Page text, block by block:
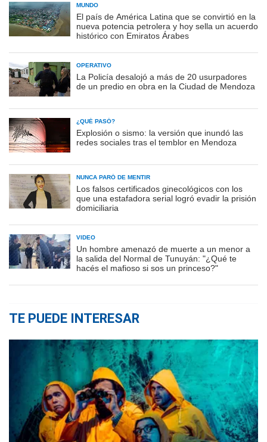
MUNDO
El país de América Latina que se convirtió en la
nueva potencia petrolera y hoy sella un acuerdo
histórico con Emiratos Árabes
OPERATIVO
La Policía desalojó a más de 20 usurpadores
de un predio en obra en la Ciudad de Mendoza
¿QUÉ PASÓ?
Explosión o sismo: la versión que inundó las
redes sociales tras el temblor en Mendoza
NUNCA PARÓ DE MENTIR
Los falsos certificados ginecológicos con los
que una estafadora serial logró evadir la prisión
domiciliaria
VIDEO
Un hombre amenazó de muerte a un menor a
la salida del Normal de Tunuyán: "¿Qué te
hacés el mafioso si sos un princeso?"
TE PUEDE INTERESAR